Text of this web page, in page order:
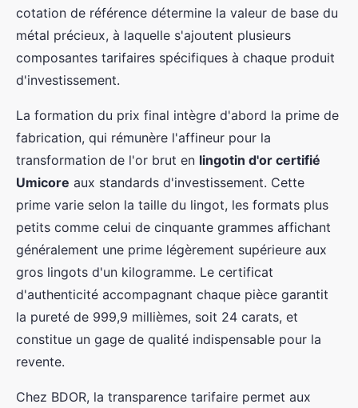
cotation de référence détermine la valeur de base du
métal précieux, à laquelle s'ajoutent plusieurs
composantes tarifaires spécifiques à chaque produit
d'investissement.
La formation du prix final intègre d'abord la prime de
fabrication, qui rémunère l'affineur pour la
transformation de l'or brut en lingotin d'or certifié
Umicore aux standards d'investissement. Cette
prime varie selon la taille du lingot, les formats plus
petits comme celui de cinquante grammes affichant
généralement une prime légèrement supérieure aux
gros lingots d'un kilogramme. Le certificat
d'authenticité accompagnant chaque pièce garantit
la pureté de 999,9 millièmes, soit 24 carats, et
constitue un gage de qualité indispensable pour la
revente.
Chez BDOR, la transparence tarifaire permet aux